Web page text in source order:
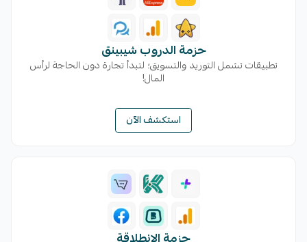
حزمة الدروب شيبينق
تطبيقات تشمل التوريد والتسويق؛ لتبدأ تجارة دون الحاجة لرأس
المال!
استكشف الآن